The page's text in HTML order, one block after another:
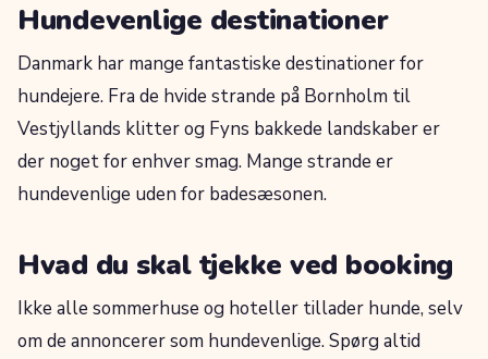
Hundevenlige destinationer
Danmark har mange fantastiske destinationer for
hundejere. Fra de hvide strande på Bornholm til
Vestjyllands klitter og Fyns bakkede landskaber er
der noget for enhver smag. Mange strande er
hundevenlige uden for badesæsonen.
Hvad du skal tjekke ved booking
Ikke alle sommerhuse og hoteller tillader hunde, selv
om de annoncerer som hundevenlige. Spørg altid